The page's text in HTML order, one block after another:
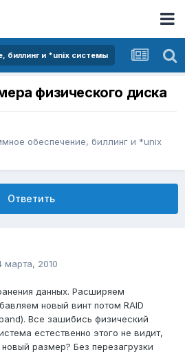
биллинг и *unix системы
физического диска
обеспечение, биллинг и *unix
Ответить
марта, 2010
данных. Расширяем
новый винт потом RAID
Все зашибись физический
естественно этого не видит,
размер? Без перезагрузки